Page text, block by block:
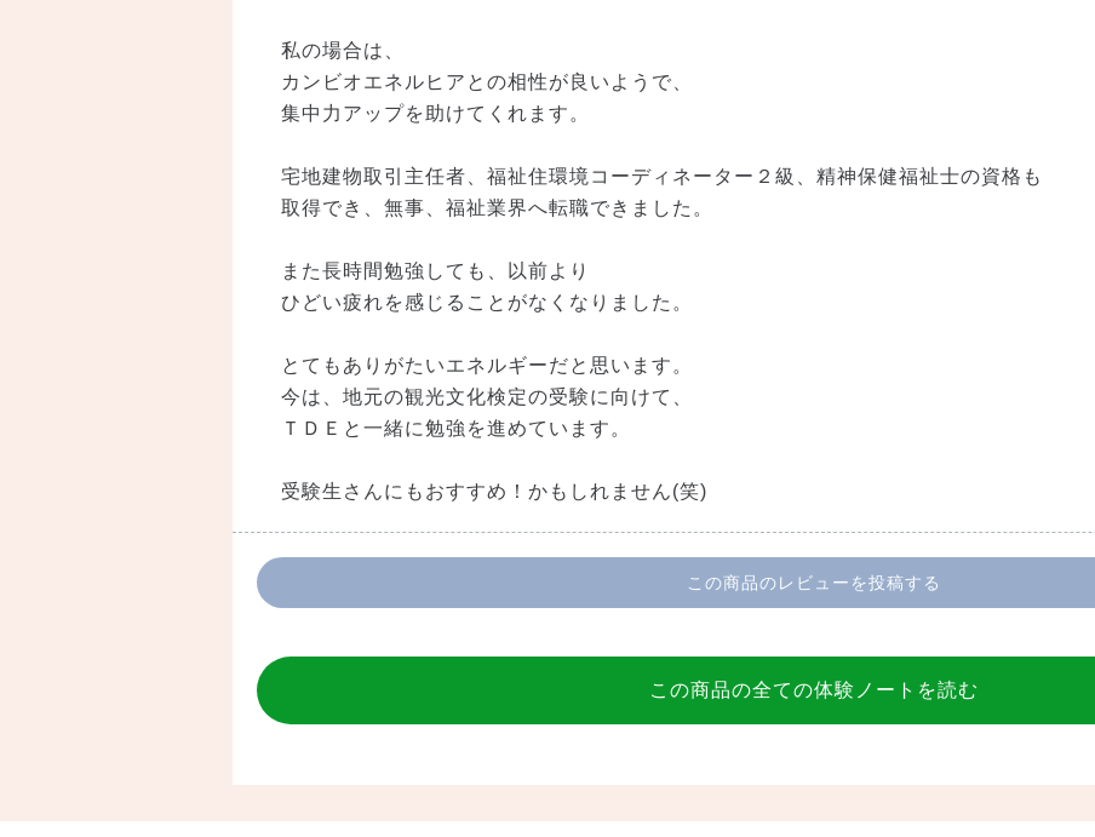
私の場合は、
カンビオエネルヒアとの相性が良いようで、
集中力アップを助けてくれます。
宅地建物取引主任者、福祉住環境コーディネーター２級、精神保健福祉士の資格も
取得でき、無事、福祉業界へ転職できました。
また長時間勉強しても、以前より
ひどい疲れを感じることがなくなりました。
とてもありがたいエネルギーだと思います。
今は、地元の観光文化検定の受験に向けて、
ＴＤＥと一緒に勉強を進めています。
受験生さんにもおすすめ！かもしれません(笑)
この商品のレビューを投稿する
この商品の全ての体験ノートを読む